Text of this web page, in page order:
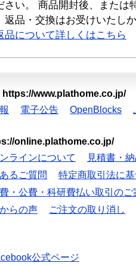
さい。 商品開封後、または
返品・交換はお受けいたし
品について詳しくはこちら
https://www.plathome.co.jp/
電子公告 OpenBlocks
online.plathome.co.jp/
ラインについて
見積書・
るご質問
特定商取引法に
・公費・科研費払い取引のご
らの声 ご注文の取り消し
公式ページ